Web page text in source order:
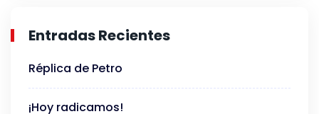
Entradas Recientes
Réplica de Petro
¡Hoy radicamos!